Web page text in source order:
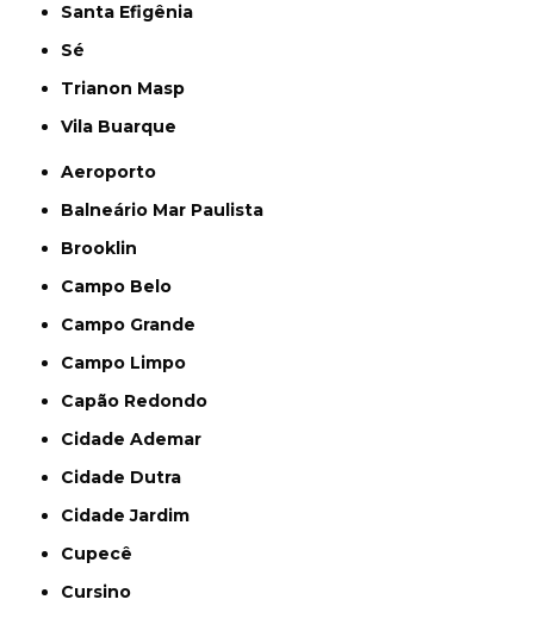
Santa Efigênia
Sé
Trianon Masp
Vila Buarque
Aeroporto
Balneário Mar Paulista
Brooklin
Campo Belo
Campo Grande
Campo Limpo
Capão Redondo
Cidade Ademar
Cidade Dutra
Cidade Jardim
Cupecê
Cursino